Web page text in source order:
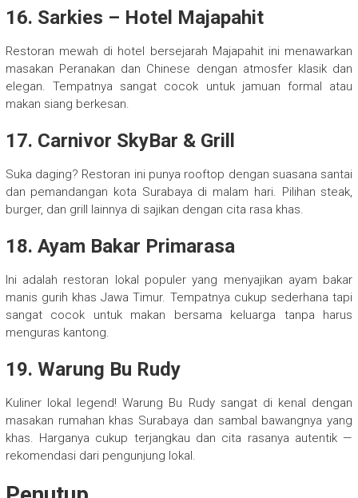
16. Sarkies – Hotel Majapahit
Restoran mewah di hotel bersejarah Majapahit ini menawarkan
masakan Peranakan dan Chinese dengan atmosfer klasik dan
elegan. Tempatnya sangat cocok untuk jamuan formal atau
makan siang berkesan.
17. Carnivor SkyBar & Grill
Suka daging? Restoran ini punya rooftop dengan suasana santai
dan pemandangan kota Surabaya di malam hari. Pilihan steak,
burger, dan grill lainnya di sajikan dengan cita rasa khas.
18. Ayam Bakar Primarasa
Ini adalah restoran lokal populer yang menyajikan ayam bakar
manis gurih khas Jawa Timur. Tempatnya cukup sederhana tapi
sangat cocok untuk makan bersama keluarga tanpa harus
menguras kantong.
19. Warung Bu Rudy
Kuliner lokal legend! Warung Bu Rudy sangat di kenal dengan
masakan rumahan khas Surabaya dan sambal bawangnya yang
khas. Harganya cukup terjangkau dan cita rasanya autentik —
rekomendasi dari pengunjung lokal.